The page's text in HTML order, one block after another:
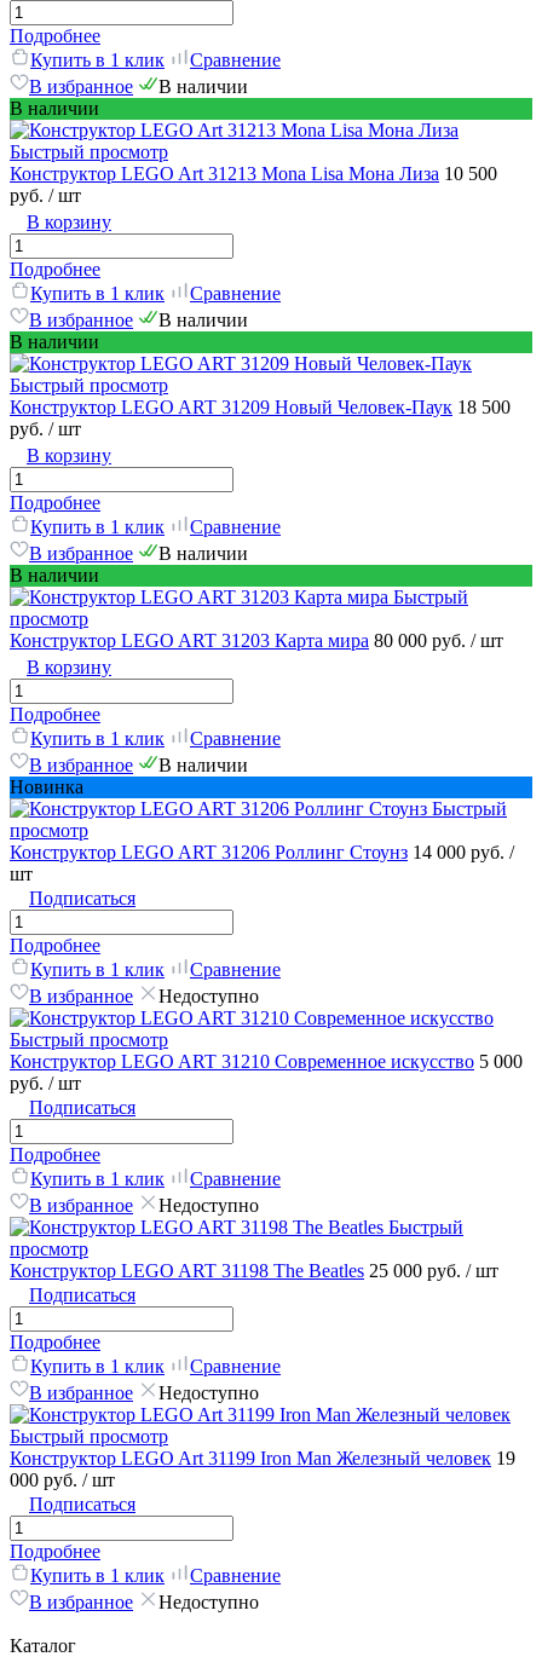
Подробнее
Купить в 1 клик
Сравнение
В избранное
В наличии
В наличии
Быстрый просмотр
Конструктор LEGO Art 31213 Mona Lisa Мона Лиза 10 500
руб. / шт
В корзину
Подробнее
Купить в 1 клик
Сравнение
В избранное
В наличии
В наличии
Быстрый просмотр
Конструктор LEGO ART 31209 Новый Человек-Паук 18 500
руб. / шт
В корзину
Подробнее
Купить в 1 клик
Сравнение
В избранное
В наличии
В наличии
Быстрый
просмотр
Конструктор LEGO ART 31203 Карта мира 80 000 руб. / шт
В корзину
Подробнее
Купить в 1 клик
Сравнение
В избранное
В наличии
Новинка
Быстрый
просмотр
Конструктор LEGO ART 31206 Роллинг Стоунз 14 000 руб. /
шт
Подписаться
Подробнее
Купить в 1 клик
Сравнение
В избранное
Недоступно
Быстрый просмотр
Конструктор LEGO ART 31210 Современное искусство 5 000
руб. / шт
Подписаться
Подробнее
Купить в 1 клик
Сравнение
В избранное
Недоступно
Быстрый
просмотр
Конструктор LEGO ART 31198 The Beatles 25 000 руб. / шт
Подписаться
Подробнее
Купить в 1 клик
Сравнение
В избранное
Недоступно
Быстрый просмотр
Конструктор LEGO Art 31199 Iron Man Железный человек 19
000 руб. / шт
Подписаться
Подробнее
Купить в 1 клик
Сравнение
В избранное
Недоступно
Каталог